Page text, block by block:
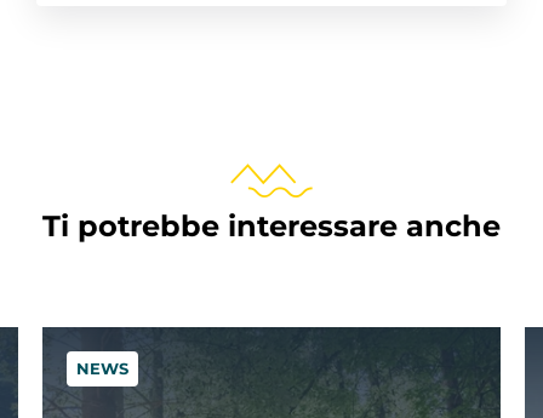
Ti potrebbe interessare anche
NEWS